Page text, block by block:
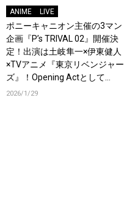
ANIME LIVE
ポニーキャニオン主催の3マン
企画『P’s TRIVAL 02』開催決
定！出演は土岐隼一×伊東健人
×TVアニメ『東京リベンジャー
ズ』！Opening Actとして
OrJourneyも登場！
2026/1/29